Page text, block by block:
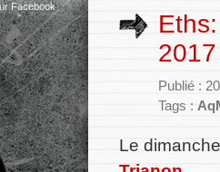
Facebook
Publié :
Tags :
Le